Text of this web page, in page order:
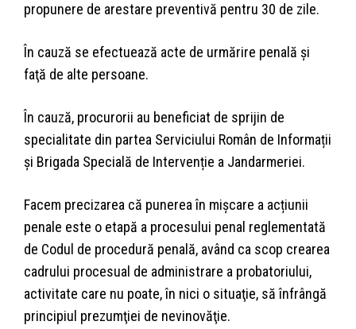
propunere de arestare preventivă pentru 30 de zile.
În cauză se efectuează acte de urmărire penală şi
faţă de alte persoane.
În cauză, procurorii au beneficiat de sprijin de
specialitate din partea Serviciului Român de Informații
şi Brigada Specială de Intervenție a Jandarmeriei.
Facem precizarea că punerea în mișcare a acțiunii
penale este o etapă a procesului penal reglementată
de Codul de procedură penală, având ca scop crearea
cadrului procesual de administrare a probatoriului,
activitate care nu poate, în nici o situaţie, să înfrângă
principiul prezumţiei de nevinovăţie.